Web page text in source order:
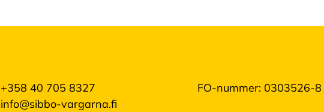
+358 40 705 8327
info@sibbo-vargarna.fi
FO-nummer: 0303526-8